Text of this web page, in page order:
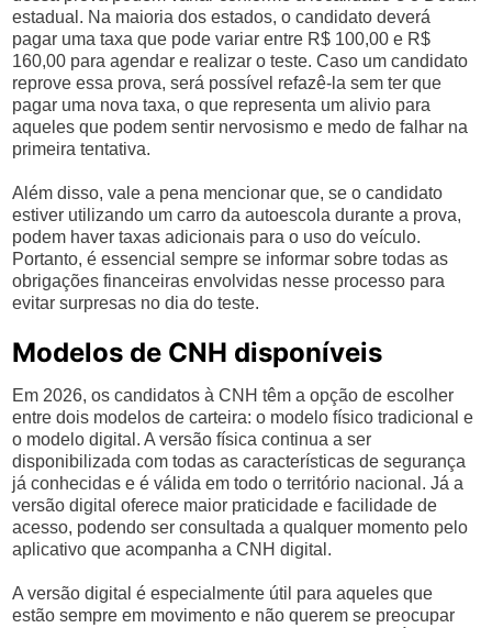
estadual. Na maioria dos estados, o candidato deverá
pagar uma taxa que pode variar entre R$ 100,00 e R$
160,00 para agendar e realizar o teste. Caso um candidato
reprove essa prova, será possível refazê-la sem ter que
pagar uma nova taxa, o que representa um alivio para
aqueles que podem sentir nervosismo e medo de falhar na
primeira tentativa.
Além disso, vale a pena mencionar que, se o candidato
estiver utilizando um carro da autoescola durante a prova,
podem haver taxas adicionais para o uso do veículo.
Portanto, é essencial sempre se informar sobre todas as
obrigações financeiras envolvidas nesse processo para
evitar surpresas no dia do teste.
Modelos de CNH disponíveis
Em 2026, os candidatos à CNH têm a opção de escolher
entre dois modelos de carteira: o modelo físico tradicional e
o modelo digital. A versão física continua a ser
disponibilizada com todas as características de segurança
já conhecidas e é válida em todo o território nacional. Já a
versão digital oferece maior praticidade e facilidade de
acesso, podendo ser consultada a qualquer momento pelo
aplicativo que acompanha a CNH digital.
A versão digital é especialmente útil para aqueles que
estão sempre em movimento e não querem se preocupar